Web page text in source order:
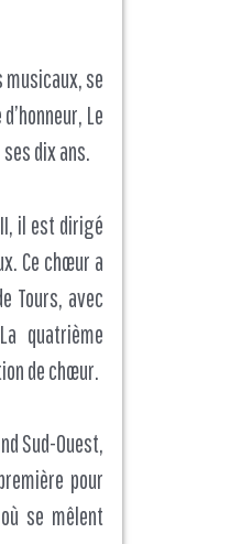
se
Le
dix ans.
il est dirigé
Ce chœur a
Tours, avec
quatrième
de chœur.
Sud-Ouest,
pour
se mêlent